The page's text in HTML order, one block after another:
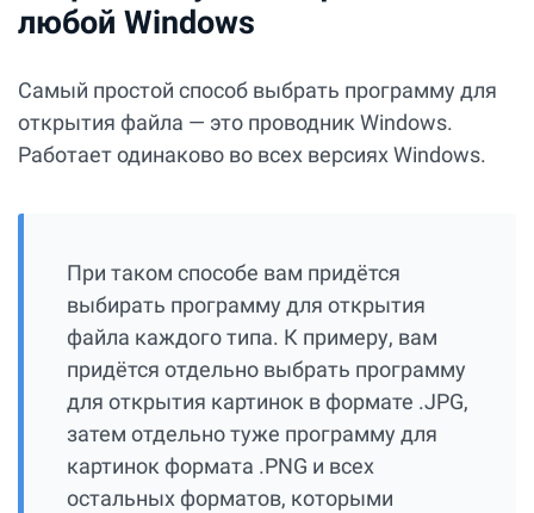
любой Windows
Самый простой способ выбрать программу для
открытия файла — это проводник Windows.
Работает одинаково во всех версиях Windows.
При таком способе вам придётся
выбирать программу для открытия
файла каждого типа. К примеру, вам
придётся отдельно выбрать программу
для открытия картинок в формате .JPG,
затем отдельно туже программу для
картинок формата .PNG и всех
остальных форматов, которыми